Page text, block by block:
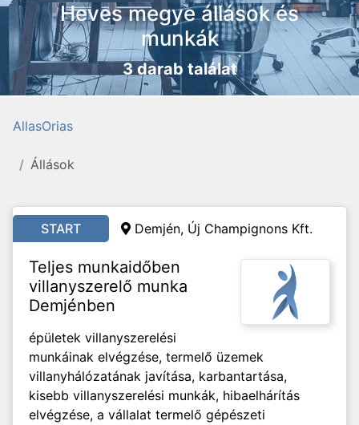
Heves megye állások és
munkák
3 darab találat
AllasOrias
Állások
START Demjén, Új Champignons Kft.
Teljes munkaidőben
villanyszerelő munka
Demjénben
épületek villanyszerelési
munkáinak elvégzése, termelő üzemek
villanyhálózatának javítása, karbantartása,
kisebb villanyszerelési munkák, hibaelhárítás
elvégzése, a vállalat termelő gépészeti